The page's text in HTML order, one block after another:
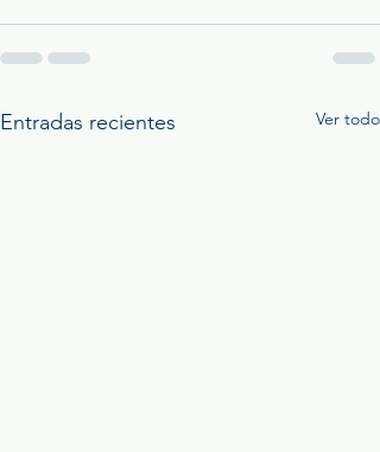
Entradas recientes Ver todo